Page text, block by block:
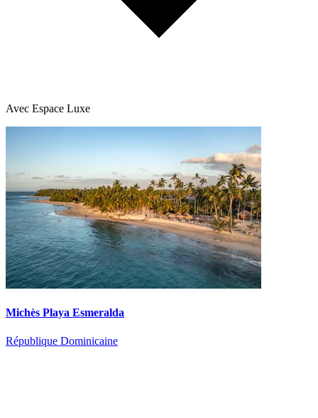
Avec Espace Luxe
Michès Playa Esmeralda
République Dominicaine